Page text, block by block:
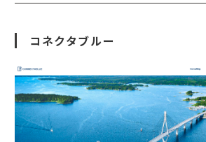
コネクタブルー